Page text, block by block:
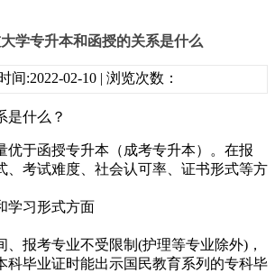
学专升本和函授的关系是什么
间:2022-02-10 | 浏览次数：
是什么？
优于函授专升本（成考专升本）。在报
、考试难度、社会认可率、证书形式等方
学习形式方面
、报考专业不受限制(护理等专业除外)，
科毕业证时能出示国民教育系列的专科毕